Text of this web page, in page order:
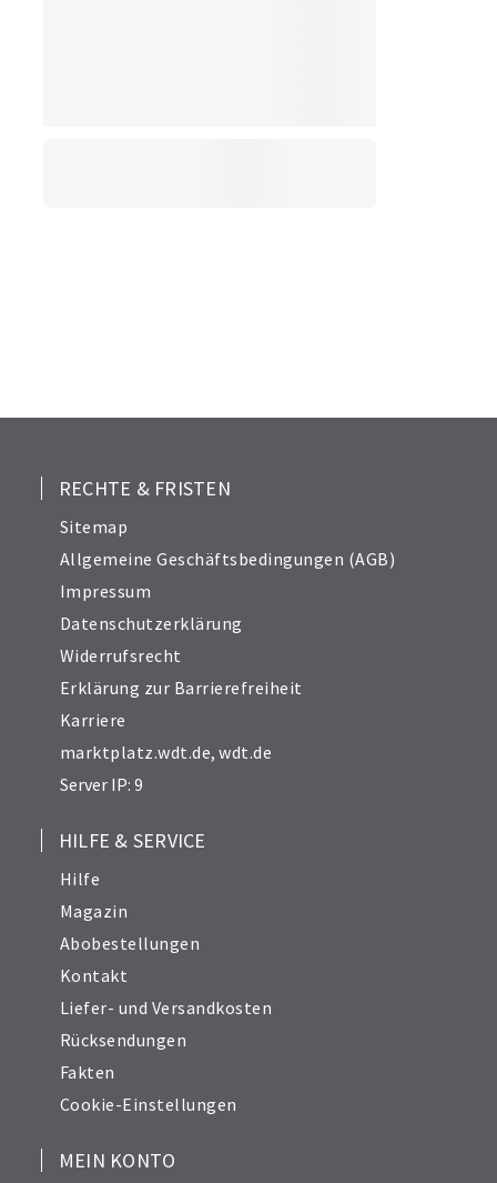
RECHTE & FRISTEN
Sitemap
Allgemeine Geschäftsbedingungen (AGB)
Impressum
Datenschutzerklärung
Widerrufsrecht
Erklärung zur Barrierefreiheit
Karriere
marktplatz.wdt.de,wdt.de
Server IP: 9
HILFE & SERVICE
Hilfe
Magazin
Abobestellungen
Kontakt
Liefer- und Versandkosten
Rücksendungen
Fakten
Cookie-Einstellungen
MEIN KONTO